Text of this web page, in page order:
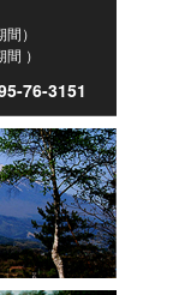
）
）
76-3151